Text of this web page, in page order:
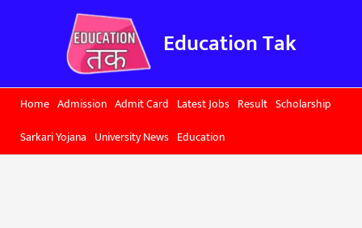
Education Tak
Home Admission Admit Card Latest Jobs Result Scholarship
Sarkari Yojana University News Education